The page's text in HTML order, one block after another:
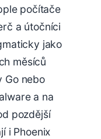
počítače
a útočníci
jako
měsíců
Go nebo
a na
pozdější
i Phoenix